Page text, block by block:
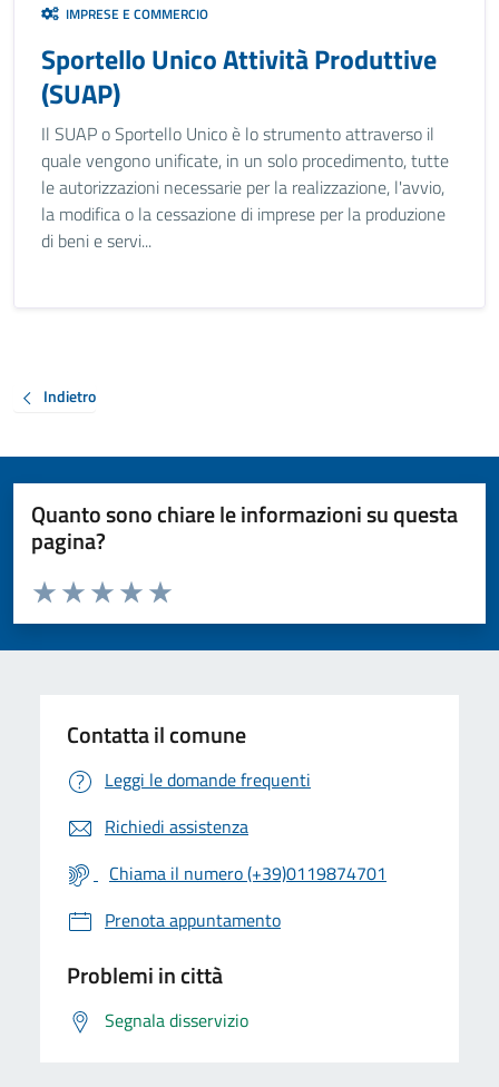
IMPRESE E COMMERCIO
Sportello Unico Attività Produttive
(SUAP)
Il SUAP o Sportello Unico è lo strumento attraverso il
quale vengono unificate, in un solo procedimento, tutte
le autorizzazioni necessarie per la realizzazione, l'avvio,
la modifica o la cessazione di imprese per la produzione
di beni e servi...
Indietro
Quanto sono chiare le informazioni su questa
pagina?
Valuta da 1 a 5 stelle la pagina
Valuta 5 stelle su 5
Valuta 4 stelle su 5
Valuta 3 stelle su 5
Valuta 2 stelle su 5
Valuta 1 stelle su 5
Contatta il comune
Leggi le domande frequenti
Richiedi assistenza
Chiama il numero (+39)0119874701
Prenota appuntamento
Problemi in città
Segnala disservizio